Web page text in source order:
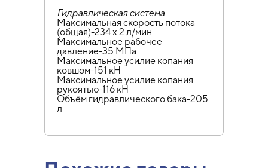
Гидравлическая система
Максимальная скорость потока
(общая)-234 х 2 л/мин
Максимальное рабочее
давление-35 МПа
Максимальное усилие копания
ковшом-151 кН
Максимальное усилие копания
рукоятью-116 кН
Объём гидравлического бака-205
л